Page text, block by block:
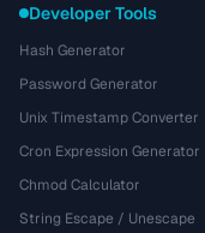
Developer Tools
Hash Generator
Password Generator
Unix Timestamp Converter
Cron Expression Generator
Chmod Calculator
String Escape / Unescape